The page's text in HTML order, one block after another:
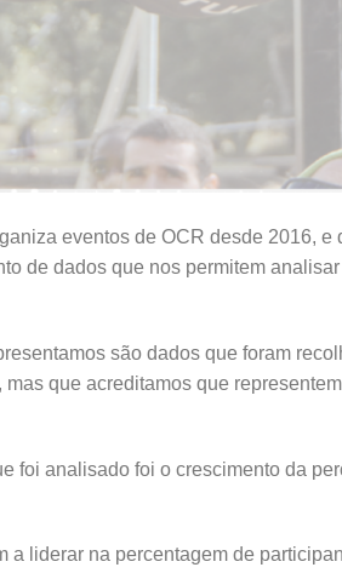
eventos de OCR desde 2016,
de dados que nos permitem
são dados que foram
que acreditamos que
foi analisado foi o crescimento da
a liderar na percentagem de